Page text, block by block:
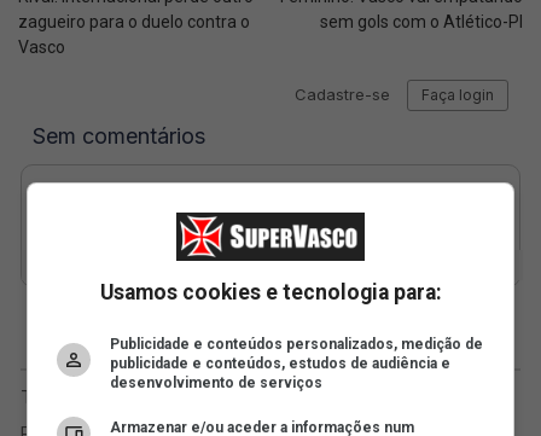
zagueiro para o duelo contra o
Vasco
sem gols com o Atlético-PI
Usamos cookies e tecnologia para:
Publicidade e conteúdos personalizados, medição de
publicidade e conteúdos, estudos de audiência e
desenvolvimento de serviços
Armazenar e/ou aceder a informações num